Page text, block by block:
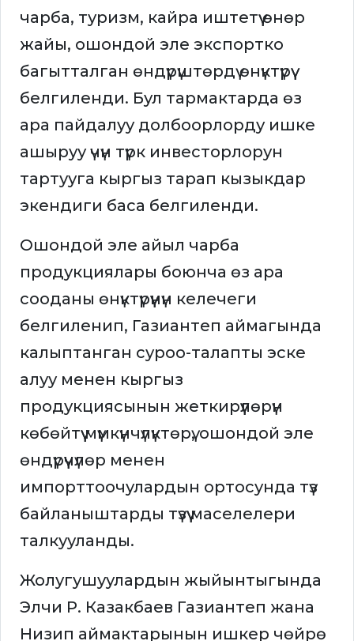
чарба, туризм, кайра иштетүү өнөр
жайы, ошондой эле экспортко
багытталган өндүрүштөрдү өнүктүрүү
белгиленди. Бул тармактарда өз
ара пайдалуу долбоорлорду ишке
ашыруу үчүн түрк инвесторлорун
тартууга кыргыз тарап кызыкдар
экендиги баса белгиленди.
Ошондой эле айыл чарба
продукциялары боюнча өз ара
сооданы өнүктүрүүнүн келечеги
белгиленип, Газиантеп аймагында
калыптанган суроо-талапты эске
алуу менен кыргыз
продукциясынын жеткирүүлөрүн
көбөйтүү мүмкүнчүлүктөрү, ошондой эле
өндүрүүчүлөр менен
импорттоочулардын ортосунда түз
байланыштарды түзүү маселелери
талкууланды.
Жолугушуулардын жыйынтыгында
Элчи Р. Казакбаев Газиантеп жана
Низип аймактарынын ишкер чөйрө